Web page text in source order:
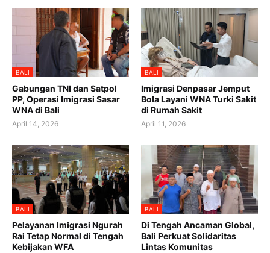
BALI
Gabungan TNI dan Satpol
PP, Operasi Imigrasi Sasar
WNA di Bali
April 14, 2026
BALI
Imigrasi Denpasar Jemput
Bola Layani WNA Turki Sakit
di Rumah Sakit
April 11, 2026
BALI
Pelayanan Imigrasi Ngurah
Rai Tetap Normal di Tengah
Kebijakan WFA
BALI
Di Tengah Ancaman Global,
Bali Perkuat Solidaritas
Lintas Komunitas